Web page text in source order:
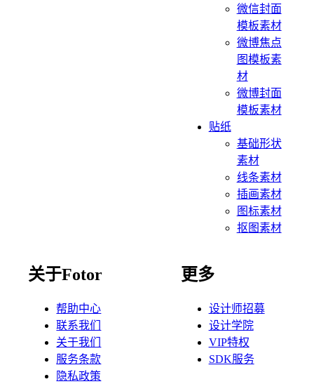
微信封面
模板素材
微博焦点
图模板素
材
微博封面
模板素材
贴纸
基础形状
素材
线条素材
插画素材
图标素材
抠图素材
关于Fotor
帮助中心
联系我们
关于我们
服务条款
隐私政策
更多
设计师招募
设计学院
VIP特权
SDK服务